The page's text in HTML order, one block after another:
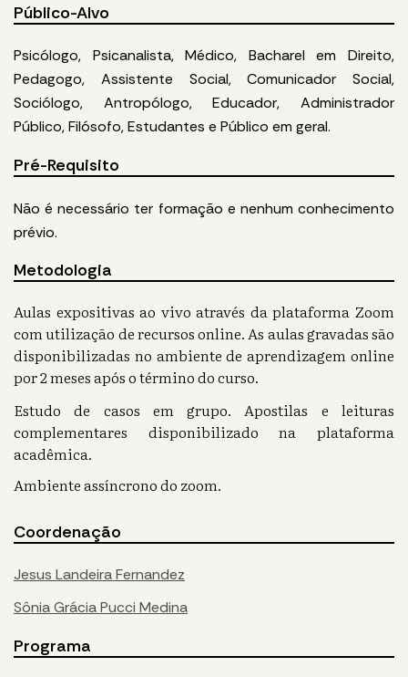
Público-Alvo
Psicólogo, Psicanalista, Médico, Bacharel em Direito,
Pedagogo, Assistente Social, Comunicador Social,
Sociólogo, Antropólogo, Educador, Administrador
Público, Filósofo, Estudantes e Público em geral.
Pré-Requisito
Não é necessário ter formação e nenhum conhecimento
prévio.
Metodologia
Aulas expositivas ao vivo através da plataforma Zoom
com utilização de recursos online. As aulas gravadas são
disponibilizadas no ambiente de aprendizagem online
por 2 meses após o término do curso.
Estudo de casos em grupo. Apostilas e leituras
complementares disponibilizado na plataforma
acadêmica.
Ambiente assíncrono do zoom.
Coordenação
Jesus Landeira Fernandez
Sônia Grácia Pucci Medina
Programa